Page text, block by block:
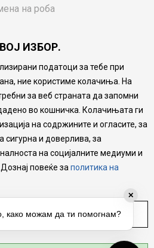
на роба
Ваучери
Finder
FAQs
што попрецизни во описот на
на слики и цени, но не
дека сите информации се
Сите производи се дел од
подразбира дека мора да се
во секој момент.
ИЗБОР.
податоци за тебе при
ние користиме колачиња. На
за веб страната да запомни
во кошничка. Колачињата ги
на содржините и огласите, за
сигурна и доверлива, за
на социјалните медиуми и
повеќе за политика на
ПОСТАВУВАЊА
✕
како можам да ти помогнам?